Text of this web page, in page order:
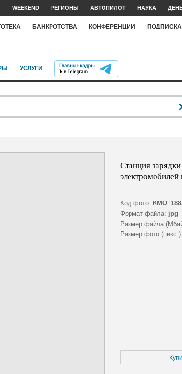
WEEKEND РЕГИОНЫ АВТОПИЛОТ НАУКА
БАНКРОТСТВА КОНФЕРЕНЦИИ ПОДПИСКА
УСЛУГИ
Станция зарядки
Код фото:
Формат файла: jpg
Размер файла
Размер фото (пикс.):